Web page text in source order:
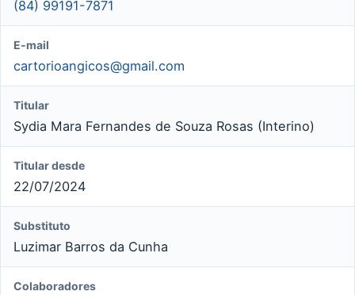
(84) 99191-7871
E-mail
cartorioangicos@gmail.com
Titular
Sydia Mara Fernandes de Souza Rosas (Interino)
Titular desde
22/07/2024
Substituto
Luzimar Barros da Cunha
Colaboradores